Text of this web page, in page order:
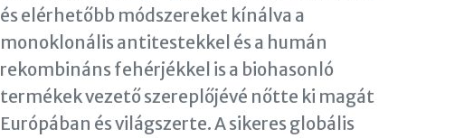
és elérhetőbb módszereket kínálva a
monoklonális antitestekkel és a humán
rekombináns fehérjékkel is a biohasonló
termékek vezető szereplőjévé nőtte ki magát
Európában és világszerte. A sikeres globális